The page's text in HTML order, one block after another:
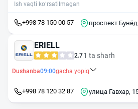
Ish vaqti ko‘rsatilmagan
+998 78 150 00 57 проспект
ERIELL
2.71 ta sharh
Dushanba09:00gacha yopiq
+998 78 120 32 87 улица Гавхар,